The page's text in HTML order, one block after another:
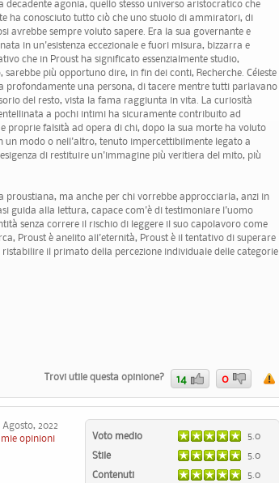
agonia, quello stesso universo aristocratico che
ha conosciuto tutto ciò che uno stuolo di ammiratori, di
avrebbe sempre voluto sapere. Era la sua governante e
in un'esistenza eccezionale e fuori misura, bizzarra e
che in Proust ha significato essenzialmente studio,
più opportuno dire, in fin dei conti, Recherche. Céleste
profondamente una persona, di tacere mentre tutti parlavano
del resto, vista la fama raggiunta in vita. La curiosità
a pochi intimi ha sicuramente contribuito ad
proprie falsità ad opera di chi, dopo la sua morte ha voluto
un modo o nell'altro, tenuto impercettibilmente legato a
di restituire un'immagine più veritiera del mito, più
proustiana, ma anche per chi vorrebbe approcciarla, anzi in
guida alla lettura, capace com'è di testimoniare l'uomo
senza correre il rischio di leggere il suo capolavoro come
Proust è anelito all'eternità, Proust è il tentativo di superare
il primato della percezione individuale delle categorie
Trovi utile questa opinione? 14 0
Voto medio
5.0
Stile
5.0
Contenuti
5.0
2022
opinioni